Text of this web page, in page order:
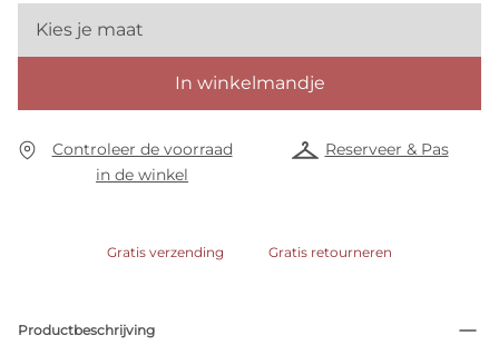
Kies je maat
In winkelmandje
Controleer de voorraad
in de winkel
Reserveer & Pas
Gratis verzending Gratis retourneren
Productbeschrijving